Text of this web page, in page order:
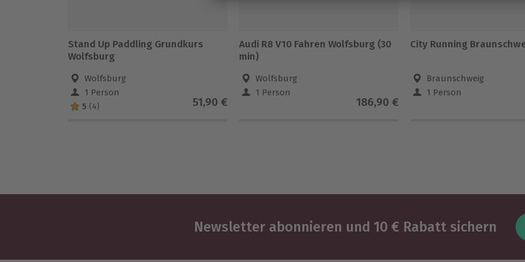
Stand Up Paddling Grundkurs
Wolfsburg
Wolfsburg
1 Person
5 (4) 51,90 €
Audi R8 V10 Fahren Wolfsburg (30
min)
Wolfsburg
1 Person
186,90 €
City Running
Braunschweig
1 Person
Newsletter abonnieren und 10 € Rabatt sichern